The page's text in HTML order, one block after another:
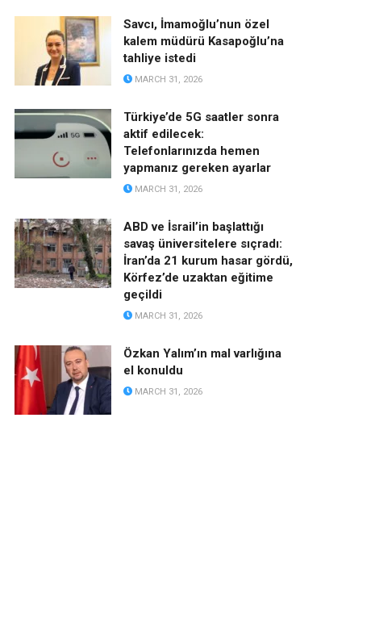
Savcı, İmamoğlu’nun özel
kalem müdürü Kasapoğlu’na
tahliye istedi
MARCH 31, 2026
Türkiye’de 5G saatler sonra
aktif edilecek:
Telefonlarınızda hemen
yapmanız gereken ayarlar
MARCH 31, 2026
ABD ve İsrail’in başlattığı
savaş üniversitelere sıçradı:
İran’da 21 kurum hasar gördü,
Körfez’de uzaktan eğitime
geçildi
MARCH 31, 2026
Özkan Yalım’ın mal varlığına
el konuldu
MARCH 31, 2026